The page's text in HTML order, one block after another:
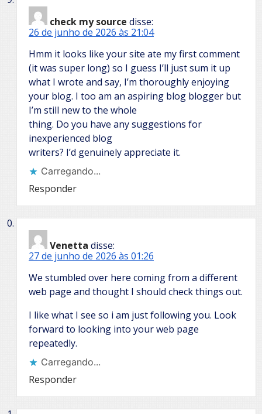
check my source disse:
26 de junho de 2026 às 21:04
Hmm it looks like your site ate my first comment
(it was super long) so I guess I’ll just sum it up
what I wrote and say, I’m thoroughly enjoying
your blog. I too am an aspiring blog blogger but
I’m still new to the whole
thing. Do you have any suggestions for
inexperienced blog
writers? I’d genuinely appreciate it.
Carregando...
Responder
Venetta disse:
27 de junho de 2026 às 01:26
We stumbled over here coming from a different
web page and thought I should check things out.
I like what I see so i am just following you. Look
forward to looking into your web page
repeatedly.
Carregando...
Responder